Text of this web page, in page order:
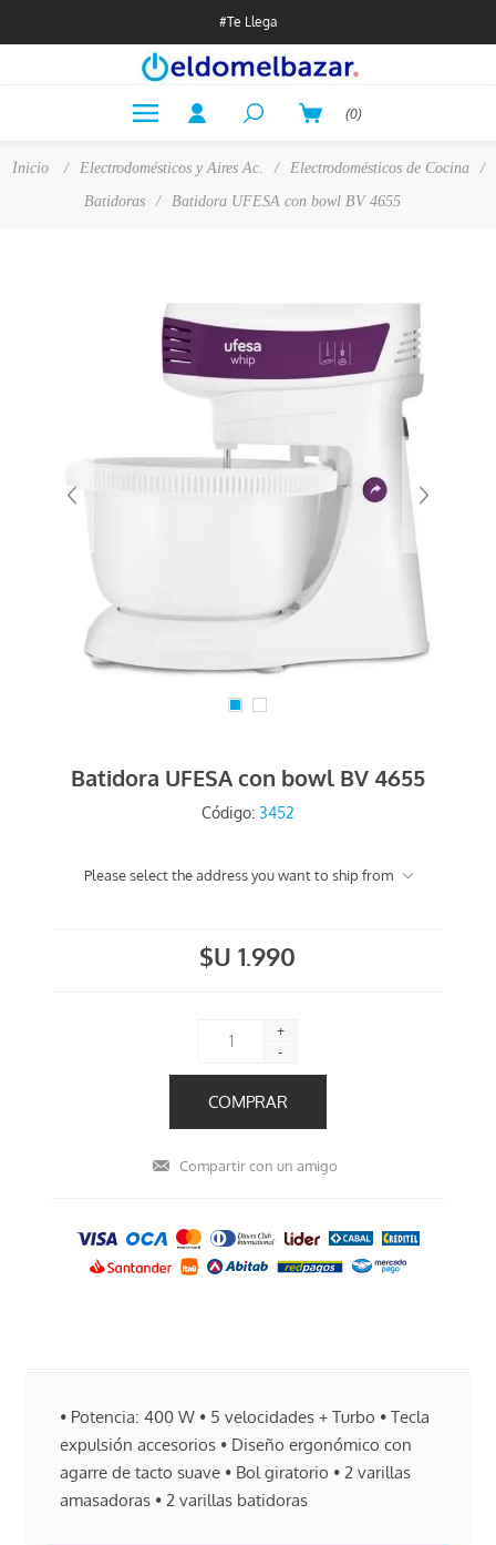
#Te Llega
(0)
Inicio / Electrodomésticos y Aires Ac. / Electrodomésticos de Cocina
/
Batidoras
/ Batidora UFESA con bowl BV 4655
Batidora UFESA con bowl BV 4655
Código: 3452
Please select the address you want to ship from
$U 1.990
+
-
• Potencia: 400 W • 5 velocidades + Turbo • Tecla
expulsión accesorios • Diseño ergonómico con
agarre de tacto suave • Bol giratorio • 2 varillas
amasadoras • 2 varillas batidoras